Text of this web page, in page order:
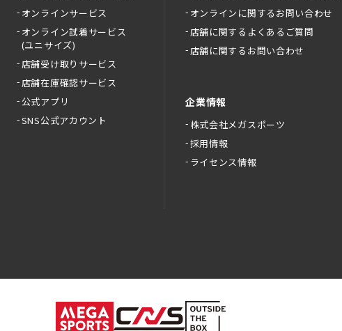
オンラインサービス
オンライン試着サービス
(ユニサイズ)
店舗受け取りサービス
店舗在庫確認サービス
公式アプリ
SNS公式アカウント
オンラインに関するお問い合わせ
店舗に関するよくあるご質問
店舗に関するお問い合わせ
企業情報
株式会社メガスポーツ
採用情報
ライセンス情報